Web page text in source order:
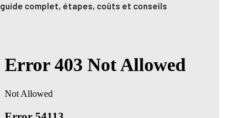
guide complet, étapes, coûts et conseils